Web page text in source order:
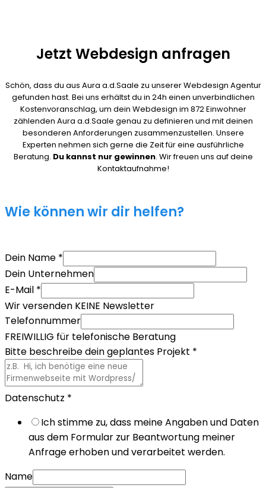
Jetzt Webdesign anfragen
Schön, dass du aus Aura a.d.Saale zu unserer Webdesign Agentur
gefunden hast. Bei uns erhältst du in 24h einen unverbindlichen
Kostenvoranschlag, um dein Webdesign im 872 Einwohner
zählenden Aura a.d.Saale genau zu definieren und mit deinen
besonderen Anforderungen zusammenzustellen. Unsere
Experten nehmen sich gerne die Zeit für eine ausführliche
Beratung. Du kannst nur gewinnen. Wir freuen uns auf deine
Kontaktaufnahme!
Wie können wir dir helfen?
Dein Name *
Dein Unternehmen
E-Mail *
Wir versenden KEINE Newsletter
Telefonnummer
FREIWILLIG für telefonische Beratung
Bitte beschreibe dein geplantes Projekt *
Datenschutz *
Ich stimme zu, dass meine Angaben und Daten
aus dem Formular zur Beantwortung meiner
Anfrage erhoben und verarbeitet werden.
Name